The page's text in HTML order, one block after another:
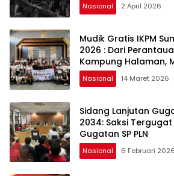
Nasional 2 April 2026
Mudik Gratis IKPM
2026 : Dari
Kampung Halaman,
Silaturahmi dan
Nasional 14 Maret 2026
Sidang Lanjutan
2034: Saksi
Gugatan SP PLN
Nasional 6 Februari 2026